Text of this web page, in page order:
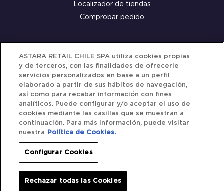
Localizador de tiendas
Comprobar pedido
Servicio al cliente
Términos y Condiciones
Política de privacidad
Política de Cookies
Siguenos
Redes Sociales
ASTARA RETAIL CHILE SPA utiliza cookies propias
y de terceros, con las finalidades de ofrecerle
servicios personalizados en base a un perfil
elaborado a partir de sus hábitos de navegación,
así como para recabar información con fines
analíticos. Puede configurar y/o aceptar el uso de
cookies mediante las casillas que se muestran a
continuación. Para más información, puede visitar
nuestra
Política de Cookies.
Configurar Cookies
Rechazar todas las Cookies